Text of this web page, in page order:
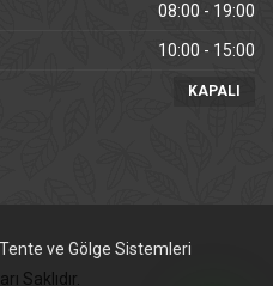
08:00 - 19:00
10:00 - 15:00
KAPALI
Tente ve Gölge Sistemleri
Saklıdır.